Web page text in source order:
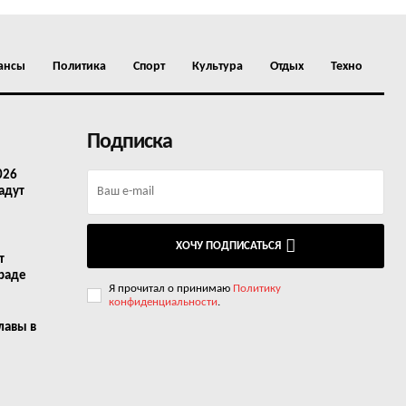
Политика Спорт Культура Отдых Техно
в
Подписка
ХОЧУ ПОДПИСАТЬСЯ
Я прочитал о принимаю Политику
конфиденциальности.